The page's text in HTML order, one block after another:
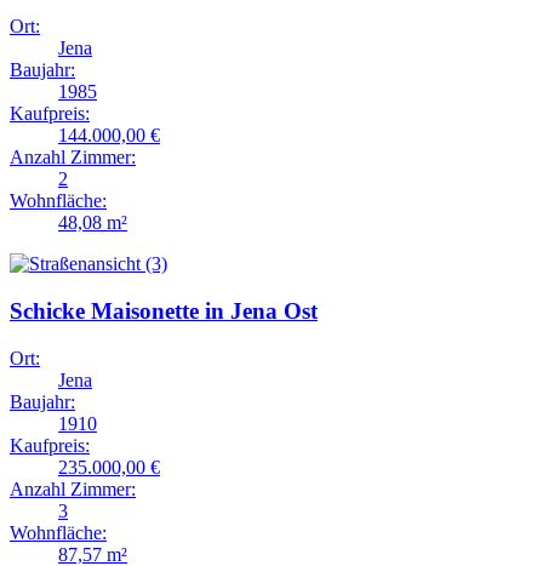
Ort:
Jena
Baujahr:
1985
Kaufpreis:
144.000,00 €
Anzahl Zimmer:
2
Wohnfläche:
48,08 m²
Schicke Maisonette in Jena Ost
Ort:
Jena
Baujahr:
1910
Kaufpreis:
235.000,00 €
Anzahl Zimmer:
3
Wohnfläche:
87,57 m²